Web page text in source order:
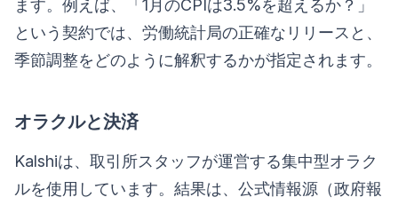
ます。例えば、「1月のCPIは3.5%を超えるか？」
という契約では、労働統計局の正確なリリースと、
季節調整をどのように解釈するかが指定されます。
オラクルと決済
Kalshiは、取引所スタッフが運営する集中型オラク
ルを使用しています。結果は、公式情報源（政府報